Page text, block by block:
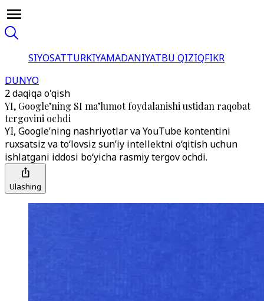
SIYOSATTURKIYAMADANIYATBU QIZIQFIKR
DUNYO
2 daqiqa o'qish
YI, Google’ning SI ma’lumot foydalanishi ustidan raqobat
tergovini ochdi
YI, Google’ning nashriyotlar va YouTube kontentini
ruxsatsiz va to‘lovsiz sun’iy intellektni o‘qitish uchun
ishlatgani iddosi bo‘yicha rasmiy tergov ochdi.
Ulashing